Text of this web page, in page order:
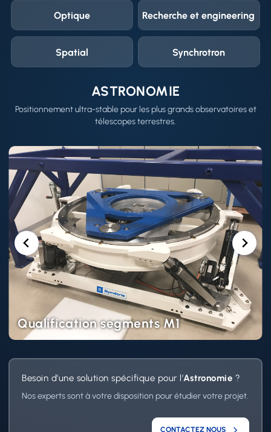
Optique Recherche et engineering
Spatial Synchrotron
ASTRONOMIE
Positionnement ultra-stable pour les plus grands observatoires et
télescopes terrestres.
Qualification segments M1
Besoin d’une solution spécifique pour l’Astronomie ?
Nos experts sont à votre disposition pour étudier votre projet.
CONTACTEZ NOUS